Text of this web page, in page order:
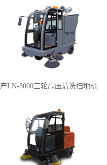
产LN-3000三轮高压清洗扫地机